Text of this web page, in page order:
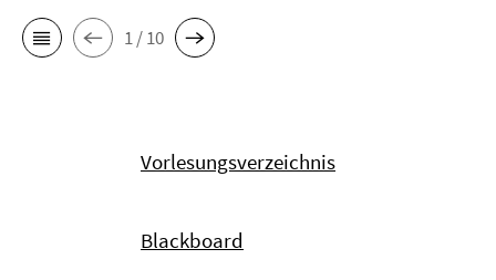
1 / 10
Vorlesungsverzeichnis
Blackboard